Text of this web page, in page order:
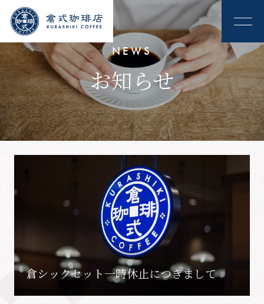
NEWS
お知らせ
倉シックセット一時休止につきまして